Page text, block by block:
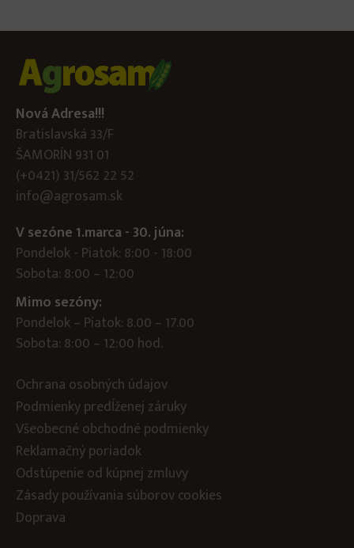
Nová Adresa!!!
Bratislavská 33/F
ŠAMORÍN 931 01
(+0421) 31/562 22 52
info@agrosam.sk
V sezóne 1.marca - 30. júna:
Pondelok - Piatok: 8:00 - 18:00
Sobota: 8:00 – 12:00
Mimo sezóny:
Pondelok – Piatok: 8.00 – 17.00
Sobota: 8:00 – 12:00 hod.
Ochrana osobných údajov
Podmienky predĺženej záruky
Všeobecné obchodné podmienky
Reklamačný poriadok
Odstúpenie od kúpnej zmluvy
Zásady používania súborov cookies
Doprava